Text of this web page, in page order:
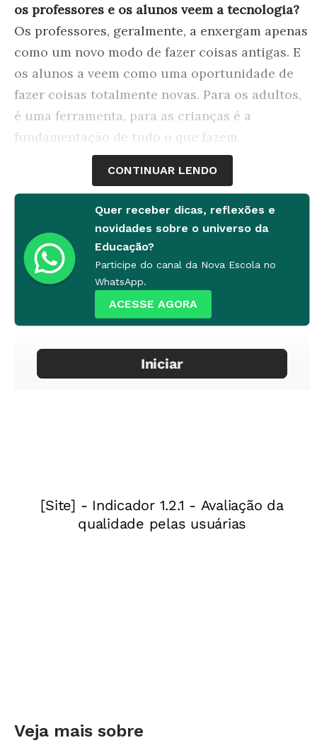
os professores e os alunos veem a tecnologia?
Os professores, geralmente, a enxergam apenas
como um novo modo de fazer coisas antigas. E
os alunos a veem como uma oportunidade de
fazer coisas totalmente novas. Para os adultos,
é uma ferramenta, para as crianças é a
fundamentação de tudo o que fazem.
Marc Prensky, escritor norte-americano, autor
do livro Teaching Digital Natives (Ensinando
Nativos Digitais, sem tradução para o
Do sapiens ao zappiens
Sempre conectado
Vrakking batizaram a geração que já nasce
conectada de Homo Zappiens. No livro Homo
perda de tempo. Essas atitudes são a expressão
da habilidade de selecionar informações
35% em lanhouses
CONTINUAR LENDO
Quer receber dicas, reflexões e
novidades sobre o universo da
Educação?
Participe do canal da Nova Escola no
WhatsApp.
ACESSE AGORA
Veja mais sobre